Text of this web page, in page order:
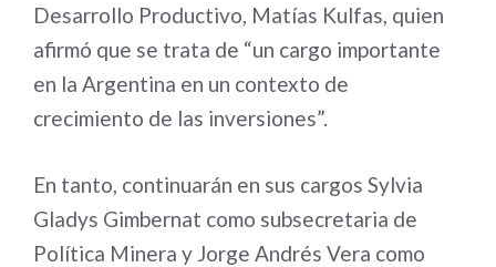
Desarrollo Productivo, Matías Kulfas, quien
afirmó que se trata de “un cargo importante
en la Argentina en un contexto de
crecimiento de las inversiones”.
En tanto, continuarán en sus cargos Sylvia
Gladys Gimbernat como subsecretaria de
Política Minera y Jorge Andrés Vera como